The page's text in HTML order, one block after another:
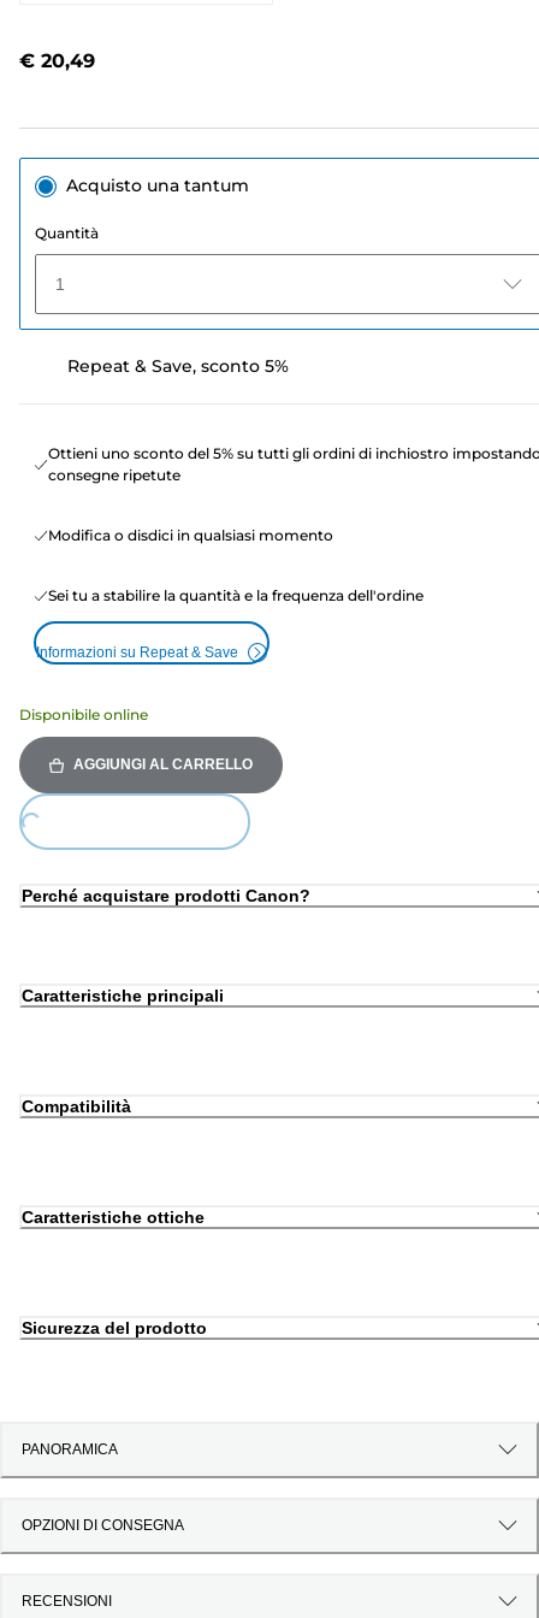
€ 20,49
Acquisto una tantum
Quantità
1
Repeat & Save, sconto 5%
Ottieni uno sconto del 5% su tutti gli ordini di inchiostro
consegne ripetute
Modifica o disdici in qualsiasi momento
Sei tu a stabilire la quantità e la frequenza dell'ordine
Informazioni su Repeat & Save
Disponibile online
AGGIUNGI AL CARRELLO
Perché acquistare prodotti Canon?
Caratteristiche principali
Compatibilità
Caratteristiche ottiche
Sicurezza del prodotto
PANORAMICA
OPZIONI DI CONSEGNA
RECENSIONI